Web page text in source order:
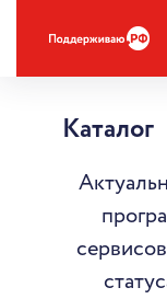
Каталог